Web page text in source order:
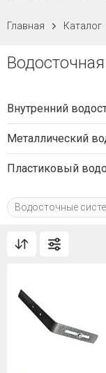
Главная Каталог
Внутренний
Металлический
Пластиковый
Водосточные